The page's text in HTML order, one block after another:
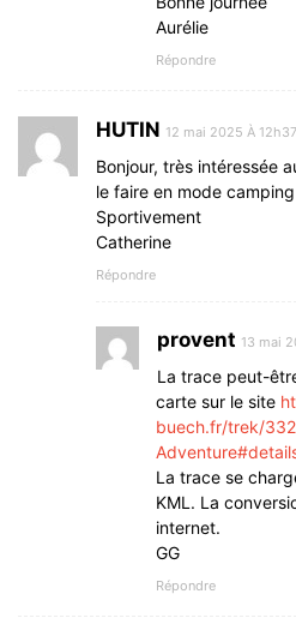
Aurélie
Répondre
HUTIN 12 mai 2025 À 12h37
Bonjour, très intéressée
le faire en mode
Sportivement
Catherine
Répondre
provent 13 mai
La trace peut-
carte sur le site
buech.fr/trek/
La trace se
KML. La
internet.
GG
Répondre